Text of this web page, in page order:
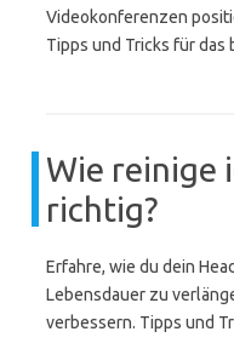
Videokonferenzen
Tipps und Tricks für das
Wie reinige
richtig?
Erfahre, wie du dein
Lebensdauer zu
verbessern. Tipps und